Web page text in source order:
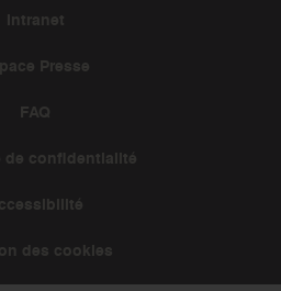
Intranet
Presse
FAQ
de confidentialité
des cookies